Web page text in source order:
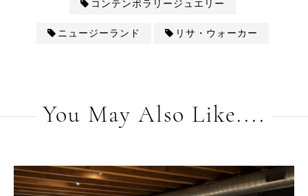
コンテンポラリージュエリー
ニュージーランド リサ・ウォーカー
You May Also Like....